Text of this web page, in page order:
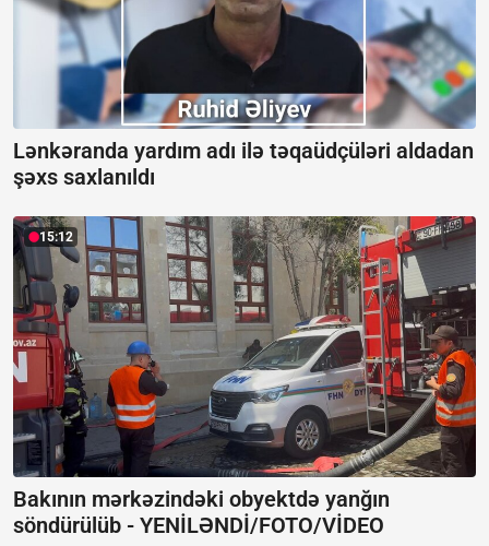
Lənkəranda yardım adı ilə təqaüdçüləri aldadan
şəxs saxlanıldı
15:12
Bakının mərkəzindəki obyektdə yanğın
söndürülüb - YENİLƏNDİ/FOTO/VİDEO